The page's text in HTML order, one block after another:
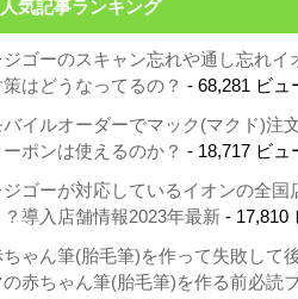
人気記事ランキング
ジゴーのスキャン忘れや通し忘れイ
策はどうなってるの？ - 68,281 ビュ
バイルオーダーでマック(マクド)注
ーポンは使えるのか？ - 18,717 ビュ
ジゴーが対応しているイオンの全国
？導入店舗情報2023年最新 - 17,810
ちゃん筆(胎毛筆)を作って失敗して
の赤ちゃん筆(胎毛筆)を作る前必読